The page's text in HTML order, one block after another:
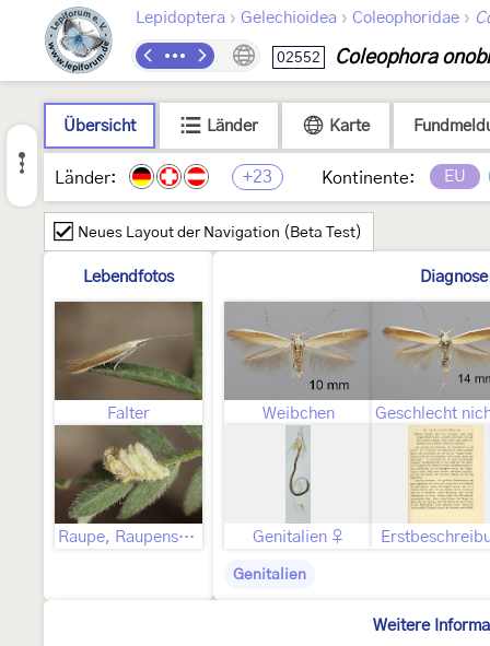
Lepidoptera › Gelechioidea › Coleophoridae ›
02552 Coleophora
Übersicht Länder Karte
Länder: +23 Kontinente: EU
Neues Layout der Navigation (Beta Test)
Lebendfotos
Falter
Raupe, Raupensack
Diagnose
Weibchen
Genitalien ♀
Genitalien
Weitere